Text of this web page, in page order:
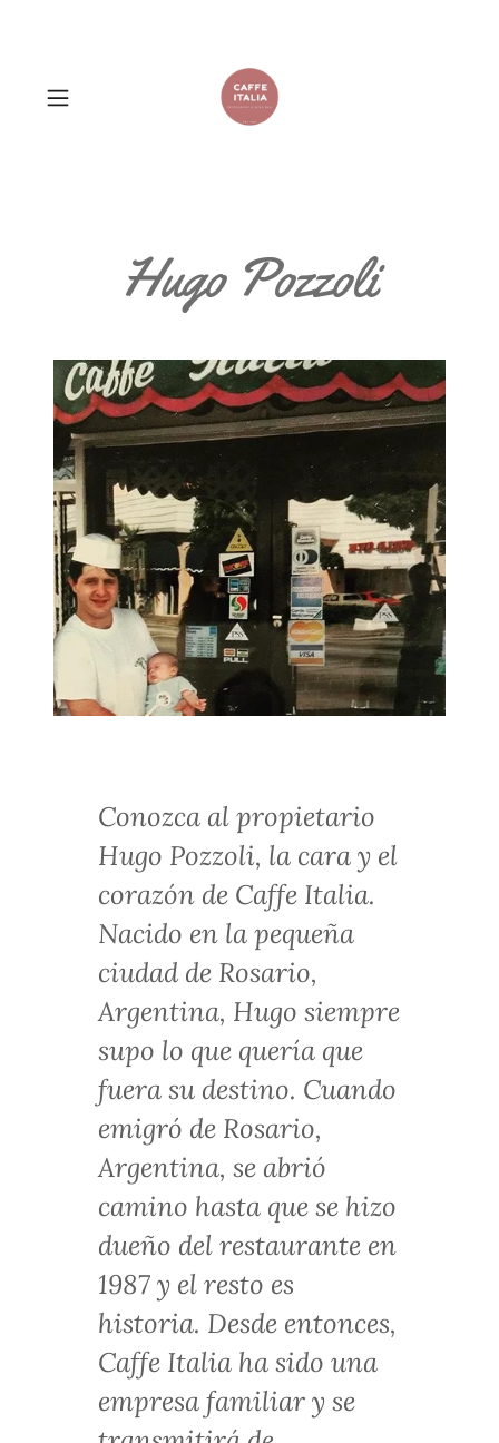
Hugo Pozzoli
Conozca al propietario
Hugo Pozzoli, la cara y el
corazón de Caffe Italia.
Nacido en la pequeña
ciudad de Rosario,
Argentina, Hugo siempre
supo lo que quería que
fuera su destino. Cuando
emigró de Rosario,
Argentina, se abrió
camino hasta que se hizo
dueño del restaurante en
1987 y el resto es
historia. Desde entonces,
Caffe Italia ha sido una
empresa familiar y se